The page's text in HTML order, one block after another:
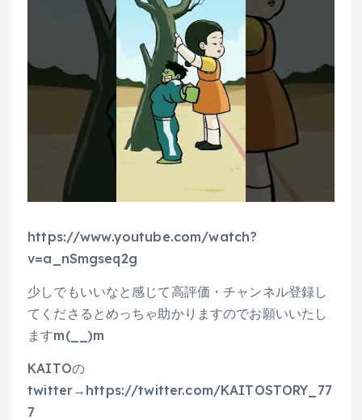
https://www.youtube.com/watch?
v=a_nSmgseq2g
少しでもいいなと感じて高評価・チャンネル登録し
てくださるとめっちゃ助かりますのでお願いいたし
ますm(__)m
KAITOの
twitter→https://twitter.com/KAITOSTORY_77
7